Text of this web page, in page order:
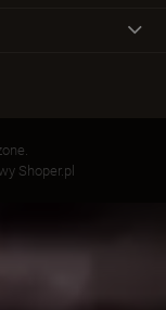
Shoper.pl